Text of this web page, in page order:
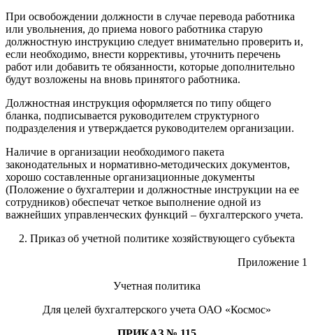
При освобождении должности в случае перевода работника
или увольнения, до приема нового работника старую
должностную инструкцию следует внимательно проверить и,
если необходимо, внести коррективы, уточнить перечень
работ или добавить те обязанности, которые дополнительно
будут возложены на вновь принятого работника.
Должностная инструкция оформляется по типу общего
бланка, подписывается руководителем структурного
подразделения и утверждается руководителем организации.
Наличие в организации необходимого пакета
законодательных и нормативно-методических документов,
хорошо составленные организационные документы
(Положение о бухгалтерии и должностные инструкции на ее
сотрудников) обеспечат четкое выполнение одной из
важнейших управленческих функций – бухгалтерского учета.
2. Приказ об учетной политике хозяйствующего субъекта
Приложение 1
Учетная политика
Для целей бухгалтерского учета ОАО «Космос»